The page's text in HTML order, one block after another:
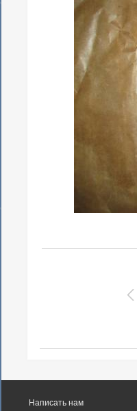
Написать нам